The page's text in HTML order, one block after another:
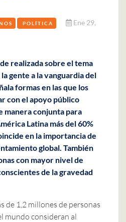
POLÍTICA
Ene 29,
realizada sobre el tema
gente a la vanguardia del
formas en las que los
con el apoyo público
manera conjunta para
Latina más del 60%
en la importancia de
global. También
con mayor nivel de
de la gravedad
de 1,2 millones de personas
mundo consideran al